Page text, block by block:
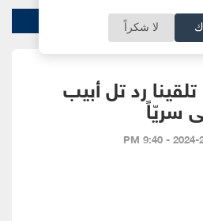
لا شكراً
رد تل أبيب
سريّاً